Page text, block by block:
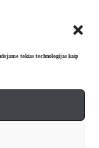
tokias technologijas kaip